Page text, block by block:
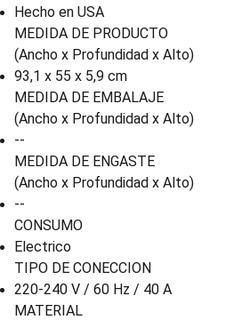
Hecho en USA
MEDIDA DE PRODUCTO
(Ancho x Profundidad x Alto)
93,1 x 55 x 5,9 cm
MEDIDA DE EMBALAJE
(Ancho x Profundidad x Alto)
--
MEDIDA DE ENGASTE
(Ancho x Profundidad x Alto)
--
CONSUMO
Electrico
TIPO DE CONECCION
220-240 V / 60 Hz / 40 A
MATERIAL